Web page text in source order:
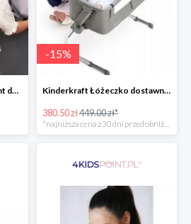
Back to School w 4KidsPoint do -15%
-15%
Kinderkraft Łóżeczko dostawne aluminiowe Uno 2w1
380.50 zł449.00 zł*
*najniższa cena z 30 dni przed obniżką